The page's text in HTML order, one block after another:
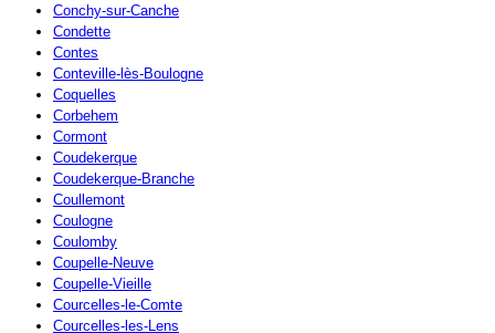
Conchy-sur-Canche
Condette
Contes
Conteville-lès-Boulogne
Coquelles
Corbehem
Cormont
Coudekerque
Coudekerque-Branche
Coullemont
Coulogne
Coulomby
Coupelle-Neuve
Coupelle-Vieille
Courcelles-le-Comte
Courcelles-les-Lens